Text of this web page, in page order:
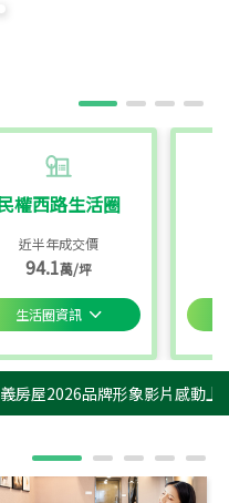
權西路生活圈
近半年成交價
94.1萬/坪
生活圈資訊
屋2026品牌形象影片感動上